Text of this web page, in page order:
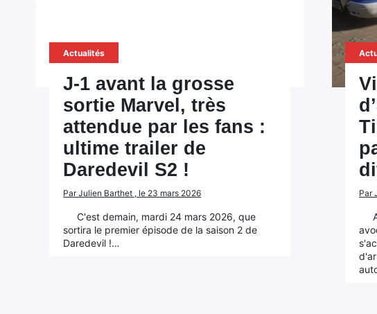
Actualités
J-1 avant la grosse
sortie Marvel, très
attendue par les fans :
ultime trailer de
Daredevil S2 !
Par Julien Barthet , le 23 mars 2026
C'est demain, mardi 24 mars 2026, que
sortira le premier épisode de la saison 2 de
Daredevil !…
Par